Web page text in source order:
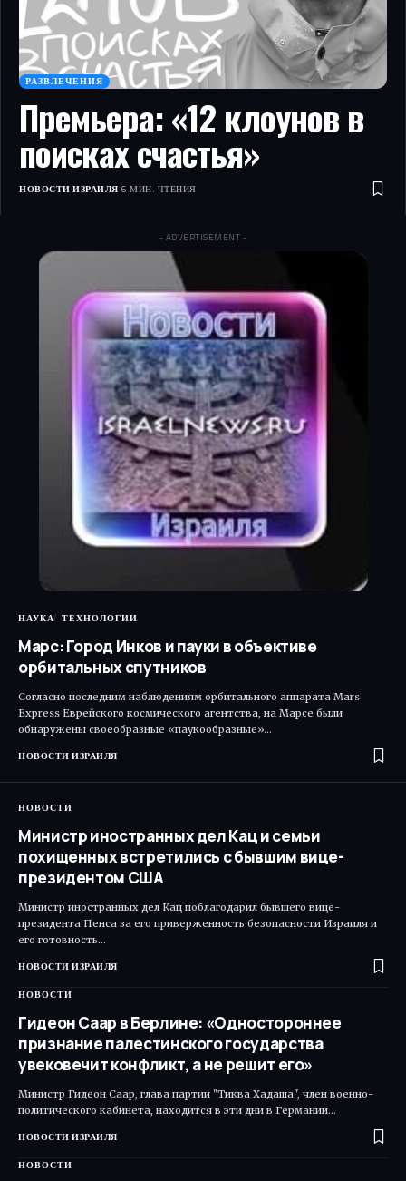
РАЗВЛЕЧЕНИЯ
Премьера: «12 клоунов в
поисках счастья»
НОВОСТИ ИЗРАИЛЯ 6 МИН. ЧТЕНИЯ
- ADVERTISEMENT -
НАУКА ТЕХНОЛОГИИ
Марс: Город Инков и пауки в объективе
орбитальных спутников
Согласно последним наблюдениям орбитального аппарата Mars
Express Еврейского космического агентства, на Марсе были
обнаружены своеобразные «паукообразные»…
НОВОСТИ ИЗРАИЛЯ
НОВОСТИ
Министр иностранных дел Кац и семьи
похищенных встретились с бывшим вице-
президентом США
Министр иностранных дел Кац поблагодарил бывшего вице-
президента Пенса за его приверженность безопасности Израиля и
его готовность…
НОВОСТИ ИЗРАИЛЯ
НОВОСТИ
Гидеон Саар в Берлине: «Одностороннее
признание палестинского государства
увековечит конфликт, а не решит его»
Министр Гидеон Саар, глава партии "Тиква Хадаша", член военно-
политического кабинета, находится в эти дни в Германии…
НОВОСТИ ИЗРАИЛЯ
НОВОСТИ